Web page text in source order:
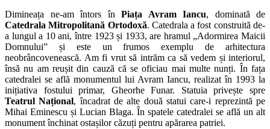
Dimineața ne-am întors în Piața Avram Iancu, dominată de
Catedrala Mitropolitană Ortodoxă. Catedrala a fost construită de-
a lungul a 10 ani, între 1923 și 1933, are hramul „Adormirea Maicii
Domnului” și este un frumos exemplu de arhitectura
neobrâncovenească. Am fi vrut să intrăm ca să vedem și interiorul,
însă nu am reușit din cauză că se oficiau mai multe nunți. În fața
catedralei se află monumentul lui Avram Iancu, realizat în 1993 la
inițiativa fostului primar, Gheorhe Funar. Statuia privește spre
Teatrul Național, încadrat de alte două statui care-i reprezintă pe
Mihai Eminescu și Lucian Blaga. În spatele catedralei se află un alt
monument închinat ostașilor căzuți pentru apărarea patriei.